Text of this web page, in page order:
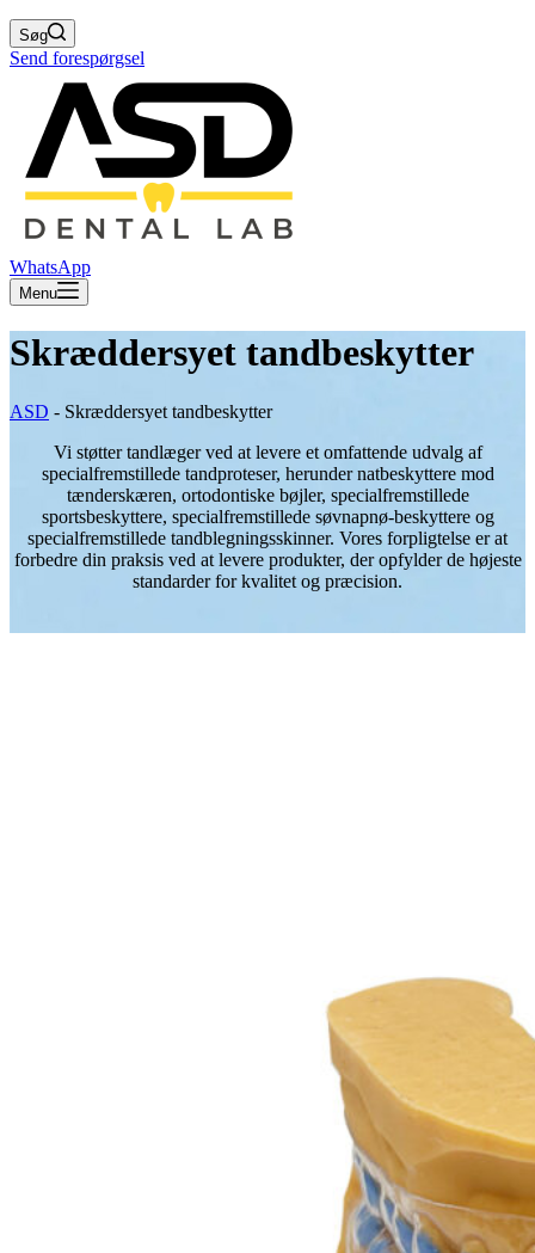
Søg
Send forespørgsel
WhatsApp
Menu
Skræddersyet tandbeskytter
ASD - Skræddersyet tandbeskytter
Vi støtter tandlæger ved at levere et omfattende udvalg af
specialfremstillede tandproteser, herunder natbeskyttere mod
tænderskæren, ortodontiske bøjler, specialfremstillede
sportsbeskyttere, specialfremstillede søvnapnø-beskyttere og
specialfremstillede tandblegningsskinner. Vores forpligtelse er at
forbedre din praksis ved at levere produkter, der opfylder de højeste
standarder for kvalitet og præcision.